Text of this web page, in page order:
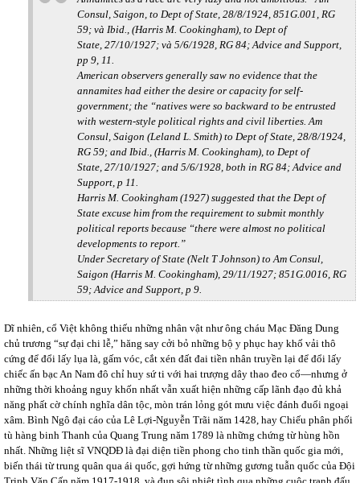
Consul, Saigon, to Dept of State, 28/8/1924, 851G.001, RG
59; và Ibid., (Harris M. Cookingham), to Dept of
State, 27/10/1927; và 5/6/1928, RG 84; Advice and Support,
pp 9, 11.
American observers generally saw no evidence that the
annamites had either the desire or capacity for self-
government; the “natives were so backward to be entrusted
with western-style political rights and civil liberties. Am
Consul, Saigon (Leland L. Smith) to Dept of State, 28/8/1924,
RG 59; and Ibid., (Harris M. Cookingham), to Dept of
State, 27/10/1927; and 5/6/1928, both in RG 84; Advice and
Support, p 11.
Harris M. Cookingham (1927) suggested that the Dept of
State excuse him from the requirement to submit monthly
political reports because “there were almost no political
developments to report.”
Under Secretary of State (Nelt T Johnson) to Am Consul,
Saigon (Harris M. Cookingham), 29/11/1927; 851G.0016, RG
59; Advice and Support, p 9.
Dĩ nhiên, cổ Việt không thiếu những nhân vật như ông cháu Mạc Đăng Dung
chủ trương “sự đại chi lễ,” hăng say cởi bỏ những bộ y phục hay khố vải thô
cứng để đổi lấy lụa là, gấm vóc, cắt xén đất đai tiền nhân truyền lại để đổi lấy
chiếc ấn bạc An Nam đô chỉ huy sứ ti với hai trượng dây thao đeo cổ—nhưng ở
những thời khoảng nguy khốn nhất vẫn xuất hiện những cấp lãnh đạo đủ khả
năng phất cờ chính nghĩa dân tộc, mòn trán lỏng gót mưu việc đánh đuổi ngoại
xâm. Bình Ngô đại cáo của Lê Lợi-Nguyễn Trãi năm 1428, hay Chiếu phân phối
tù hàng binh Thanh của Quang Trung năm 1789 là những chứng từ hùng hồn
nhất. Những liệt sĩ VNQDĐ là đại diện tiền phong cho tinh thần quốc gia mới,
biến thái từ trung quân qua ái quốc, gợi hứng từ những gương tuẫn quốc của Đội